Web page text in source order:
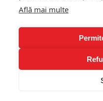
Află mai multe
Plăți
© 2026 TTR REAL